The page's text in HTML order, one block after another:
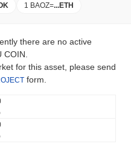
1 BAOZ=...ETH
there are no active
for this asset, please send
form.